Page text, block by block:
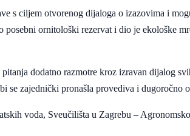
s ciljem otvorenog dijaloga o izazovima i
ornitološki rezervat i dio je ekološke
dodatno razmotre kroz izravan dijalog
se zajednički pronašla provediva i dugoročno
voda, Sveučilišta u Zagrebu –